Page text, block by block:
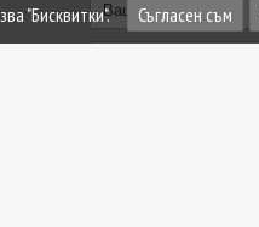
"Бисквитки". Съгласен съм